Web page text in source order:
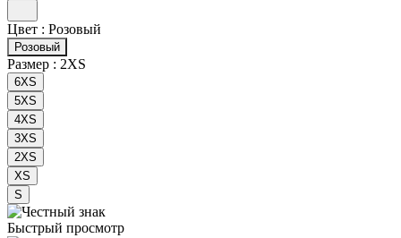
Цвет : Розовый
Розовый
Размер : 2XS
6XS
5XS
4XS
3XS
2XS
XS
S
Быстрый просмотр